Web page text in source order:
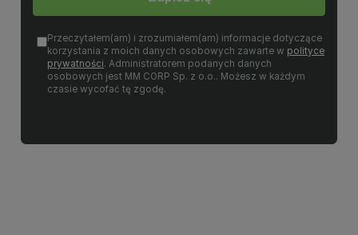
Przeczytałem(am) i zrozumiałem(am) informacje dotyczące
korzystania z moich danych osobowych zawarte w polityce
prywatności. Administratorem podanych danych
osobowych jest MM CORP Sp. z o.o.. Możesz w każdym
czasie wycofać tę zgodę.